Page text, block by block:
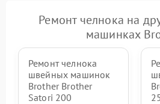
Ремонт челнока на
машинках
Ремонт челнока
швейных машинок
Brother Brother
Satori 200